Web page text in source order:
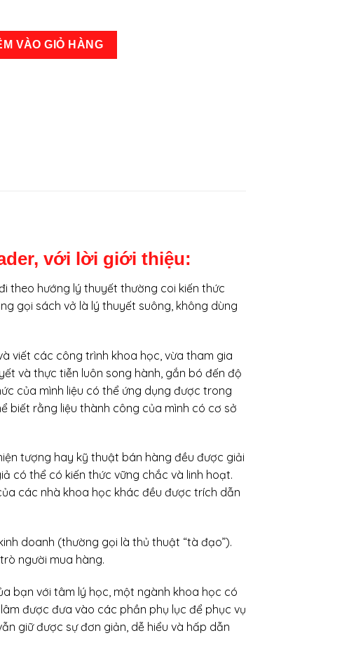
bộ tập 1 + 2 + 3) số lượng
VÀO GIỎ HÀNG
với lời giới thiệu:
theo hướng lý thuyết thường coi kiến thức
gọi sách vở là lý thuyết suông, không dùng
viết các công trình khoa học, vừa tham gia
và thực tiễn luôn song hành, gắn bó đến độ
của mình liệu có thể ứng dụng được trong
biết rằng liệu thành công của mình có cơ sở
tượng hay kỹ thuật bán hàng đều được giải
có thể có kiến thức vững chắc và linh hoạt.
các nhà khoa học khác đều được trích dẫn
doanh (thường gọi là thủ thuật “tà đạo”).
người mua hàng.
bạn với tâm lý học, một ngành khoa học có
được đưa vào các phần phụ lục để phục vụ
giữ được sự đơn giản, dễ hiểu và hấp dẫn